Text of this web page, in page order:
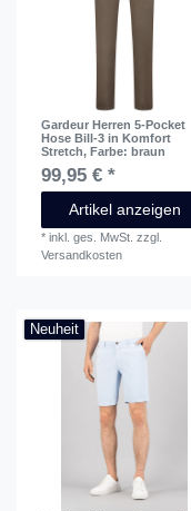
Gardeur Herren 5-Pocket
Hose Bill-3 in Komfort
Stretch, Farbe: braun
99,95 € *
Artikel anzeigen
*inkl. ges. MwSt. zzgl.
Versandkosten
Neuheit